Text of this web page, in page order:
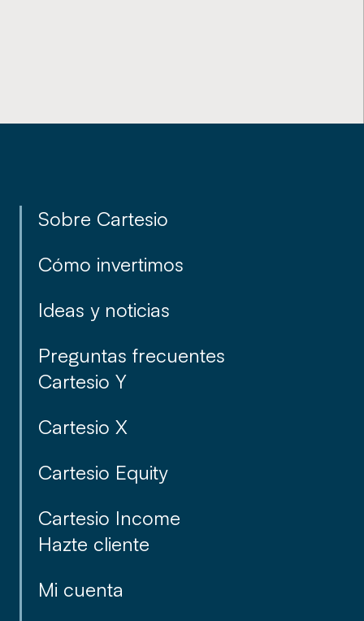
Da el primer paso y hazte
sencilla online.
Sobre Cartesio
Cómo invertimos
Ideas y noticias
Preguntas frecuentes
Cartesio Y
Cartesio X
Cartesio Equity
Cartesio Income
Hazte cliente
Mi cuenta